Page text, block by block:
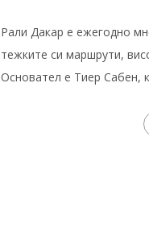
Рали Дакар е ежегодно
тежките си маршрути,
Основател е Тиер Сабен,